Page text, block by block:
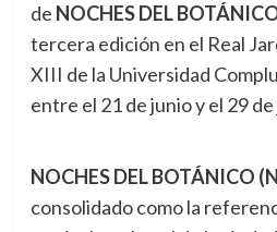
de NOCHES DEL
tercera edición en el Real
XIII de la Universidad
entre el 21 de junio y el 29
NOCHES DEL BOTÁNICO
consolidado como la